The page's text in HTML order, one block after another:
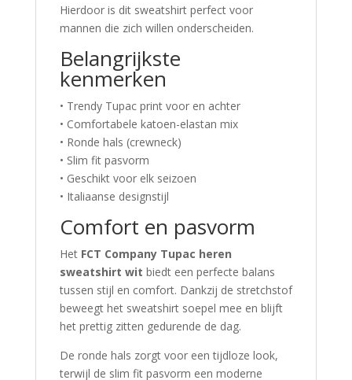
Hierdoor is dit sweatshirt perfect voor
mannen die zich willen onderscheiden.
Belangrijkste
kenmerken
• Trendy Tupac print voor en achter
• Comfortabele katoen-elastan mix
• Ronde hals (crewneck)
• Slim fit pasvorm
• Geschikt voor elk seizoen
• Italiaanse designstijl
Comfort en pasvorm
Het FCT Company Tupac heren
sweatshirt wit biedt een perfecte balans
tussen stijl en comfort. Dankzij de stretchstof
beweegt het sweatshirt soepel mee en blijft
het prettig zitten gedurende de dag.
De ronde hals zorgt voor een tijdloze look,
terwijl de slim fit pasvorm een moderne